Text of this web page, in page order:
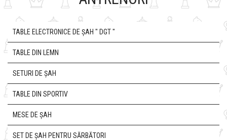
TABLE ELECTRONICE DE ȘAH " DGT "
TABLE DIN LEMN
SETURI DE ȘAH
TABLE DIN SPORTIV
MESE DE ȘAH
SET DE ȘAH PENTRU SĂRBĂTORI